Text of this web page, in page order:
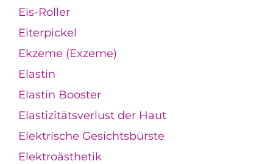
Eis-Roller
Eiterpickel
Ekzeme (Exzeme)
Elastin
Elastin Booster
Elastizitätsverlust der Haut
Elektrische Gesichtsbürste
Elektroästhetik